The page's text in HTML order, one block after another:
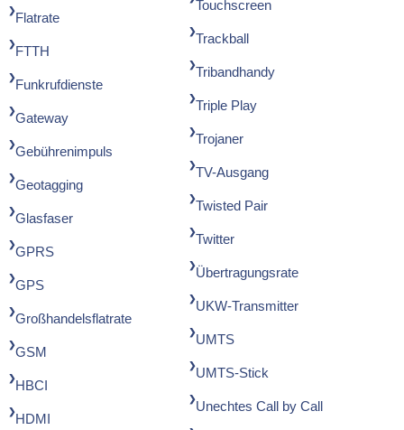
Flatrate
FTTH
Funkrufdienste
Gateway
Gebührenimpuls
Geotagging
Glasfaser
GPRS
GPS
Großhandelsflatrate
GSM
HBCI
HDMI
Touchscreen
Trackball
Tribandhandy
Triple Play
Trojaner
TV-Ausgang
Twisted Pair
Twitter
Übertragungsrate
UKW-Transmitter
UMTS
UMTS-Stick
Unechtes Call by Call